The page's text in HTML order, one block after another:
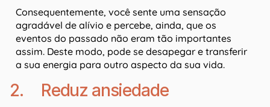
Consequentemente, você sente uma sensação
agradável de alívio e percebe, ainda, que os
eventos do passado não eram tão importantes
assim. Deste modo, pode se desapegar e transferir
a sua energia para outro aspecto da sua vida.
2. Reduz ansiedade